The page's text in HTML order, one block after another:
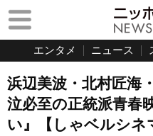
エンタメ ニュース
浜辺美波・北村匠海
泣必至の正統派青春
い』【しゃベルシネ